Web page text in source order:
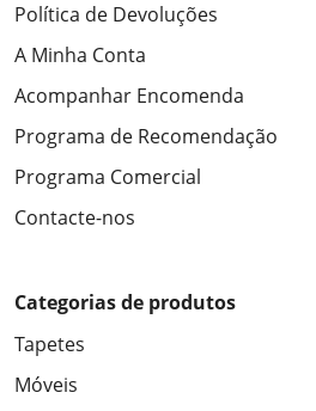
Política de Devoluções
A Minha Conta
Acompanhar Encomenda
Programa de Recomendação
Programa Comercial
Contacte-nos
Categorias de produtos
Tapetes
Móveis